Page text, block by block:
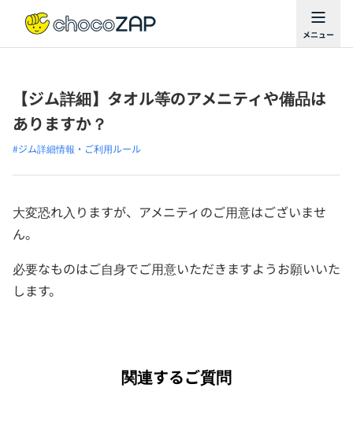
【ジム詳細】タオル等のアメニティや備品は
ありますか？
#ジム詳細情報・ご利用ルール
大変恐れ入りますが、アメニティのご用意はございませ
ん。
必要なものはご自身でご用意いただきますようお願いいた
します。
関連するご質問